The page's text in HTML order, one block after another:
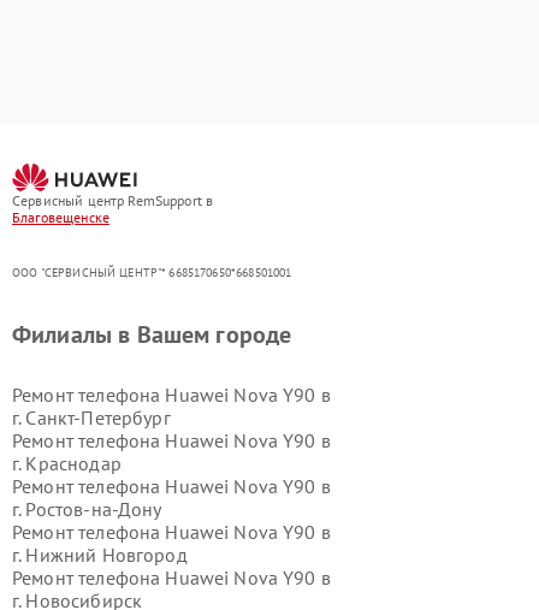
Сервисный центр RemSupport в
Благовещенске
ООО "СЕРВИСНЫЙ ЦЕНТР"* 6685170650*668501001
Филиалы в Вашем городе
Ремонт телефона Huawei Nova Y90 в
г. Санкт-Петербург
Ремонт телефона Huawei Nova Y90 в
г. Краснодар
Ремонт телефона Huawei Nova Y90 в
г. Ростов-на-Дону
Ремонт телефона Huawei Nova Y90 в
г. Нижний Новгород
Ремонт телефона Huawei Nova Y90 в
г. Новосибирск